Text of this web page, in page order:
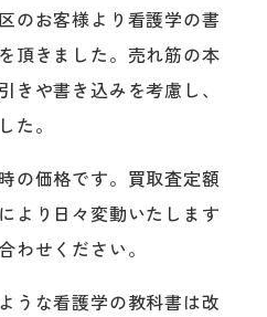
のお客様より看護学の書
頂きました。売れ筋の本
きや書き込みを考慮し、
た。
の価格です。買取査定額
より日々変動いたします
わせください。
うな看護学の教科書は改